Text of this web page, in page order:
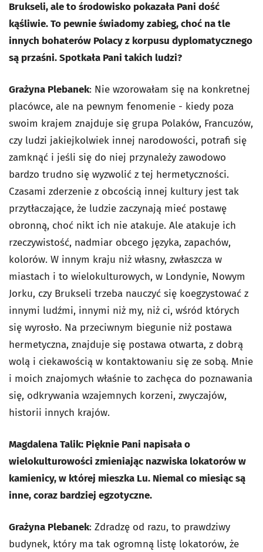
Brukseli, ale to środowisko pokazała Pani dość
kąśliwie. To pewnie świadomy zabieg, choć na tle
innych bohaterów Polacy z korpusu dyplomatycznego
są przaśni. Spotkała Pani takich ludzi?
Grażyna Plebanek: Nie wzorowałam się na konkretnej
placówce, ale na pewnym fenomenie - kiedy poza
swoim krajem znajduje się grupa Polaków, Francuzów,
czy ludzi jakiejkolwiek innej narodowości, potrafi się
zamknąć i jeśli się do niej przynależy zawodowo
bardzo trudno się wyzwolić z tej hermetyczności.
Czasami zderzenie z obcością innej kultury jest tak
przytłaczające, że ludzie zaczynają mieć postawę
obronną, choć nikt ich nie atakuje. Ale atakuje ich
rzeczywistość, nadmiar obcego języka, zapachów,
kolorów. W innym kraju niż własny, zwłaszcza w
miastach i to wielokulturowych, w Londynie, Nowym
Jorku, czy Brukseli trzeba nauczyć się koegzystować z
innymi ludźmi, innymi niż my, niż ci, wśród których
się wyrosło. Na przeciwnym biegunie niż postawa
hermetyczna, znajduje się postawa otwarta, z dobrą
wolą i ciekawością w kontaktowaniu się ze sobą. Mnie
i moich znajomych właśnie to zachęca do poznawania
się, odkrywania wzajemnych korzeni, zwyczajów,
historii innych krajów.
Magdalena Talik: Pięknie Pani napisała o
wielokulturowości zmieniając nazwiska lokatorów w
kamienicy, w której mieszka Lu. Niemal co miesiąc są
inne, coraz bardziej egzotyczne.
Grażyna Plebanek: Zdradzę od razu, to prawdziwy
budynek, który ma tak ogromną listę lokatorów, że